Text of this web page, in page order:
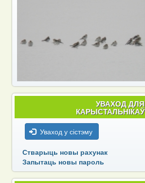
УВАХОД ДЛЯ
КАРЫСТАЛЬНІКАЎ
Уваход у сістэму
Стварыць новы рахунак
Запытаць новы пароль